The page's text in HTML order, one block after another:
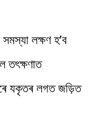
লক্ষণ হ’ব
তৎক্ষণাত
যকৃতৰ লগত জড়িত